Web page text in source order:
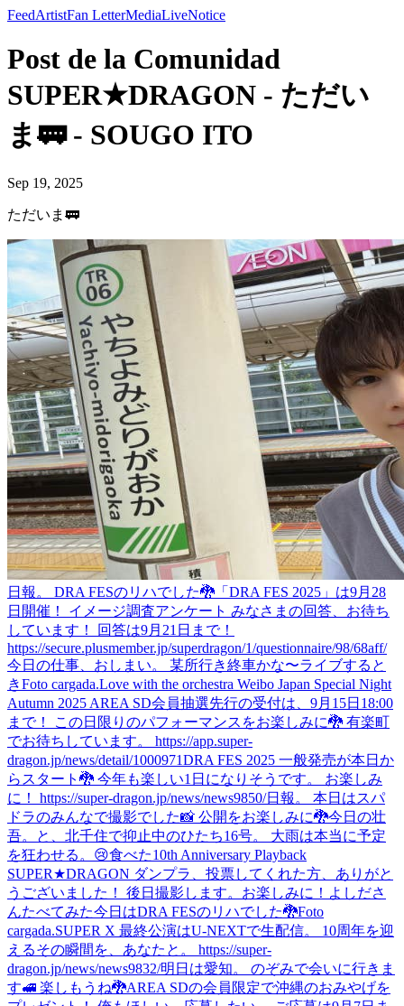
FeedArtistFan LetterMediaLiveNotice
Post de la Comunidad
SUPER★DRAGON - ただい
ま🚃 - SOUGO ITO
Sep 19, 2025
ただいま🚃
日報。 DRA FESのリハでした🐉 「DRA FES 2025」は9月28
日開催！ イメージ調査アンケート みなさまの回答、お待ち
しています！ 回答は9月21日まで！
https://secure.plusmember.jp/superdragon/1/questionnaire/98/68aff/
今日の仕事、おしまい。 某所行き終車かな〜ライブすると
きFoto cargada.Love with the orchestra Weibo Japan Special Night
Autumn 2025 AREA SD会員抽選先行の受付は、9月15日18:00
まで！ この日限りのパフォーマンスをお楽しみに🐉 有楽町
でお待ちしています。 https://app.super-
dragon.jp/news/detail/1000971DRA FES 2025 一般発売が本日か
らスタート🐉 今年も楽しい1日になりそうです。 お楽しみ
に！ https://super-dragon.jp/news/news9850/日報。 本日はスパ
ドラのみんなで撮影でした📸 公開をお楽しみに🐉今日の壮
吾。と、北千住で抑止中のひたち16号。 大雨は本当に予定
を狂わせる。😢食べた10th Anniversary Playback
SUPER★DRAGON ダンプラ、投票してくれた方、ありがと
うございました！ 後日撮影します。お楽しみに！ よしださ
んたべてみた今日はDRA FESのリハでした🐉Foto
cargada.SUPER X 最終公演はU-NEXTで生配信。 10周年を迎
えるその瞬間を、あなたと。 https://super-
dragon.jp/news/news9832/明日は愛知。 のぞみで会いに行きま
す🚅 楽しもうね🐉AREA SDの会員限定で沖縄のおみやげを